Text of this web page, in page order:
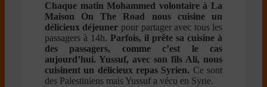
Chaque matin Mohammed volontaire à La
Maison On The Road nous cuisine un
délicieux déjeuner pour partager avec tous les
passagers à 14h. Parfois, il prête sa cuisine à
des passagers, comme c’est le cas
aujourd’hui. Yussuf, avec son fils Ali, nous
cuisinent un délicieux repas Syrien. Ce sont
des Palestiniens mais Yussuf a vécu en Syrie.